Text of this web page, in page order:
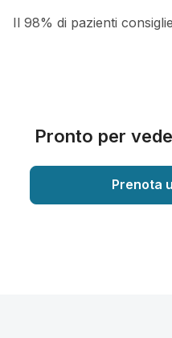
Il 98% di pazienti
Pronto per
Prenota